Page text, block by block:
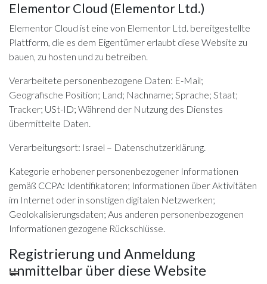
Elementor Cloud (Elementor Ltd.)
Elementor Cloud ist eine von Elementor Ltd. bereitgestellte
Plattform, die es dem Eigentümer erlaubt diese Website zu
bauen, zu hosten und zu betreiben.
Verarbeitete personenbezogene Daten: E-Mail;
Geografische Position; Land; Nachname; Sprache; Staat;
Tracker; USt-ID; Während der Nutzung des Dienstes
übermittelte Daten.
Verarbeitungsort: Israel – Datenschutzerklärung.
Kategorie erhobener personenbezogener Informationen
gemäß CCPA: Identifikatoren; Informationen über Aktivitäten
im Internet oder in sonstigen digitalen Netzwerken;
Geolokalisierungsdaten; Aus anderen personenbezogenen
Informationen gezogene Rückschlüsse.
Registrierung und Anmeldung
unmittelbar über diese Website